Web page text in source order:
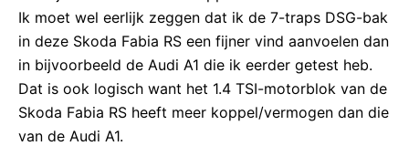
Ik moet wel eerlijk zeggen dat ik de 7-traps DSG-bak
in deze Skoda Fabia RS een fijner vind aanvoelen dan
in bijvoorbeeld de Audi A1 die ik eerder getest heb.
Dat is ook logisch want het 1.4 TSI-motorblok van de
Skoda Fabia RS heeft meer koppel/vermogen dan die
van de Audi A1.